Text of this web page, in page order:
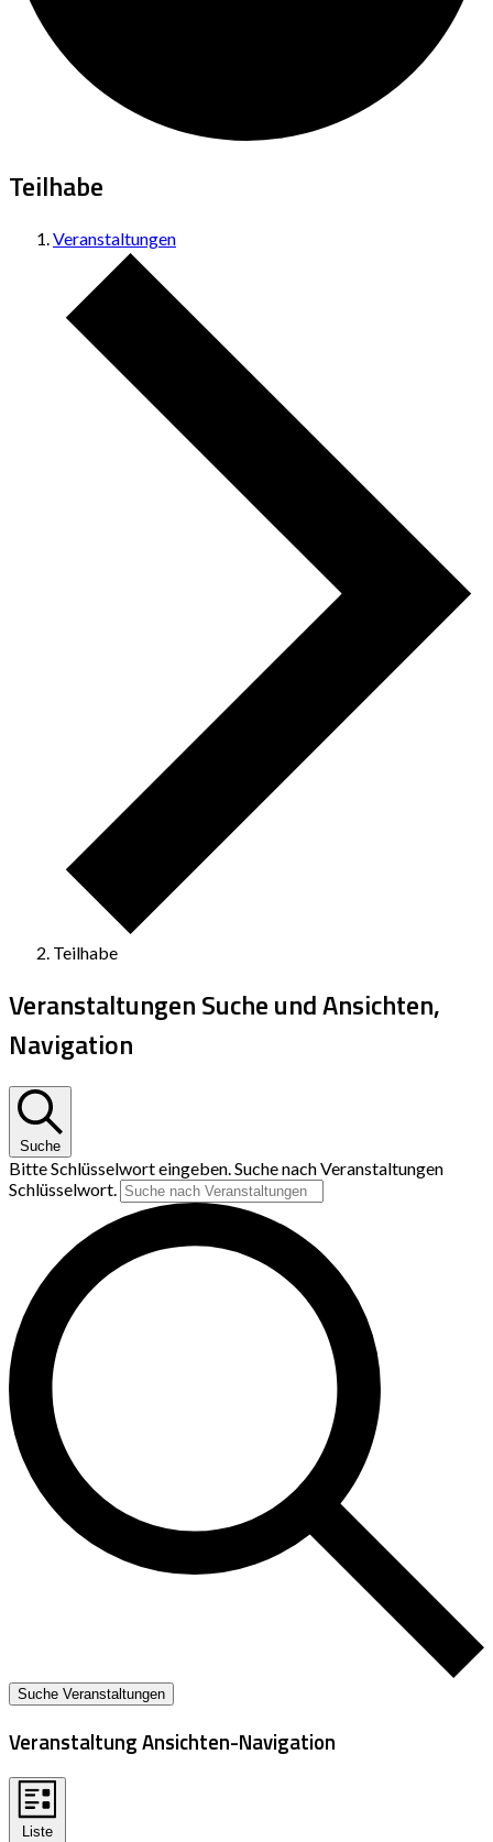
Teilhabe
Veranstaltungen
Teilhabe
Veranstaltungen Suche und Ansichten,
Navigation
Suche
Bitte Schlüsselwort eingeben. Suche nach Veranstaltungen
Schlüsselwort.
Suche Veranstaltungen
Veranstaltung Ansichten-Navigation
Liste